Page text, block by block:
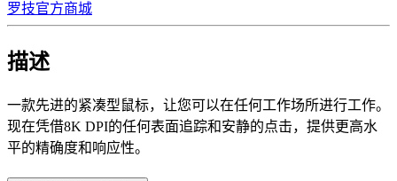
罗技官方商城
描述
一款先进的紧凑型鼠标，让您可以在任何工作场所进行工作。
现在凭借8K DPI的任何表面追踪和安静的点击，提供更高水
平的精确度和响应性。